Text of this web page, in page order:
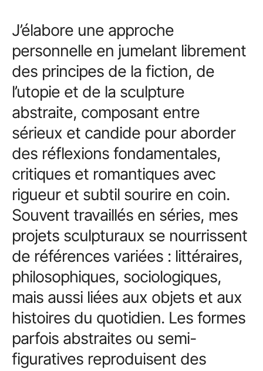
J’élabore une approche
personnelle en jumelant librement
des principes de la fiction, de
l’utopie et de la sculpture
abstraite, composant entre
sérieux et candide pour aborder
des réflexions fondamentales,
critiques et romantiques avec
rigueur et subtil sourire en coin.
Souvent travaillés en séries, mes
projets sculpturaux se nourrissent
de références variées : littéraires,
philosophiques, sociologiques,
mais aussi liées aux objets et aux
histoires du quotidien. Les formes
parfois abstraites ou semi-
figuratives reproduisent des